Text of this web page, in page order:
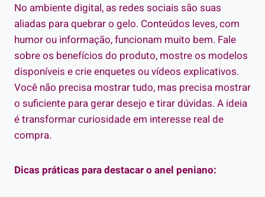
No ambiente digital, as redes sociais são suas
aliadas para quebrar o gelo. Conteúdos leves, com
humor ou informação, funcionam muito bem. Fale
sobre os benefícios do produto, mostre os modelos
disponíveis e crie enquetes ou vídeos explicativos.
Você não precisa mostrar tudo, mas precisa mostrar
o suficiente para gerar desejo e tirar dúvidas. A ideia
é transformar curiosidade em interesse real de
compra.
Dicas práticas para destacar o anel peniano: